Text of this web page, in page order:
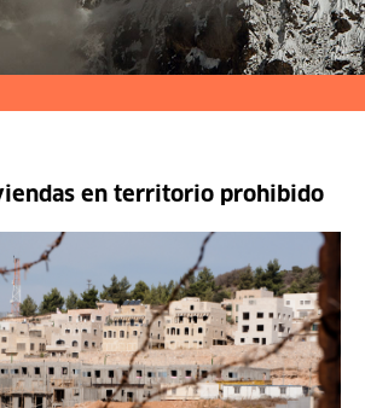
en territorio prohibido